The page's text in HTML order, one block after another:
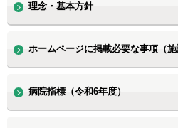
理念・基本方針
ホームページに掲載必要な事項（施
病院指標（令和6年度）